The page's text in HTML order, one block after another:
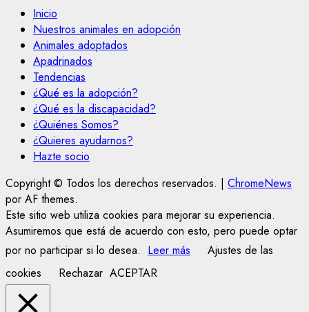
Inicio
Nuestros animales en adopción
Animales adoptados
Apadrinados
Tendencias
¿Qué es la adopción?
¿Qué es la discapacidad?
¿Quiénes Somos?
¿Quieres ayudarnos?
Hazte socio
Copyright © Todos los derechos reservados. | ChromeNews
por AF themes.
Este sitio web utiliza cookies para mejorar su experiencia.
Asumiremos que está de acuerdo con esto, pero puede optar
por no participar si lo desea. Leer más
Ajustes de las
cookies
Rechazar ACEPTAR